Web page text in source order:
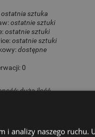
ostatnia sztuka
ostatnie sztuki
ostatnie sztuki
ostatnie sztuki
dostępne
0
duża ilość
i analizy naszego ruchu.